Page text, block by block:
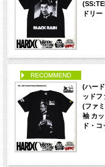
ドリ
(ハー
ッド
(ファ
袖 カ
ド・